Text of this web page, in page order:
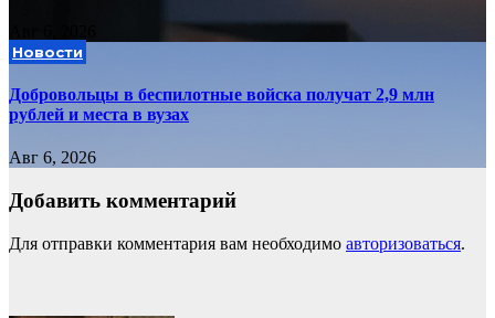
Новости
Добровольцы в беспилотные войска получат 2,9 млн
рублей и места в вузах
Авг 6, 2026
Добавить комментарий
Для отправки комментария вам необходимо авторизоваться.